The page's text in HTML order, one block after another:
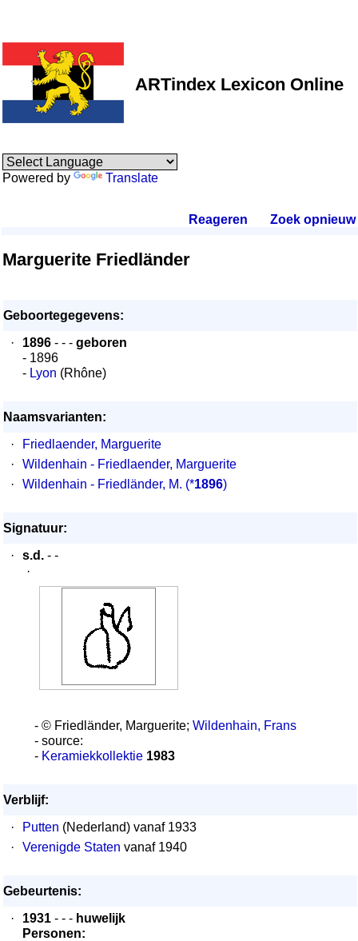
ARTindex Lexicon Online
Powered by Translate
Reageren Zoek opnieuw.
Marguerite Friedländer
Geboortegegevens:
·
1896 - - - geboren
- 1896
- Lyon (Rhône)
Naamsvarianten:
·
Friedlaender, Marguerite
·
Wildenhain - Friedlaender, Marguerite
·
Wildenhain - Friedländer, M. (*1896)
Signatuur:
·
s.d. - -
·
- © Friedländer, Marguerite; Wildenhain, Frans
- source:
- Keramiekkollektie 1983
Verblijf:
·
Putten (Nederland) vanaf 1933
·
Verenigde Staten vanaf 1940
Gebeurtenis:
·
1931 - - - huwelijk
Personen: